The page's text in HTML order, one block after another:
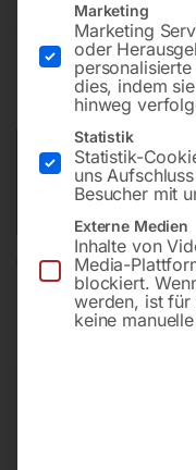
26,40
inkl. MwSt. zzgl.
Lieferzeit:ca. 2 - 3 Tage
Versandkosten
Bitte beachten Sie:
Andere Länder
Marketing
Marketing
oder
dies, indem
hinweg
Statistik
Statistik-
uns
Besucher mit
Externe Medien
Inhalte von
Media-
blockiert.
werden, ist für
keine